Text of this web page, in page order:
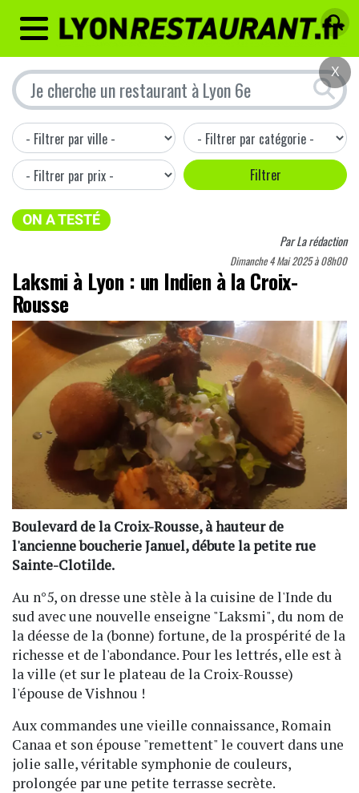
MENU
ON A TESTÉ
ParLa rédaction
Dimanche 4 Mai 2025 à 08h00
Laksmi à Lyon : un Indien à la Croix-
Rousse
Boulevard de la Croix-Rousse, à hauteur de
l'ancienne boucherie Januel, débute la petite rue
Sainte-Clotilde.
Au n°5, on dresse une stèle à la cuisine de l'Inde du
sud avec une nouvelle enseigne "Laksmi", du nom de
la déesse de la (bonne) fortune, de la prospérité de la
richesse et de l'abondance. Pour les lettrés, elle est à
la ville (et sur le plateau de la Croix-Rousse)
l'épouse de Vishnou !
Aux commandes une vieille connaissance, Romain
Canaa et son épouse "remettent" le couvert dans une
jolie salle, véritable symphonie de couleurs,
prolongée par une petite terrasse secrète.
X